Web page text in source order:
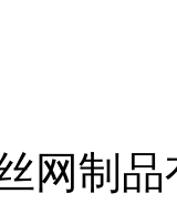
网制